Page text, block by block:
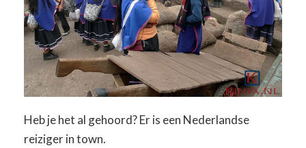
Heb je het al gehoord? Er is een Nederlandse
reiziger in town.